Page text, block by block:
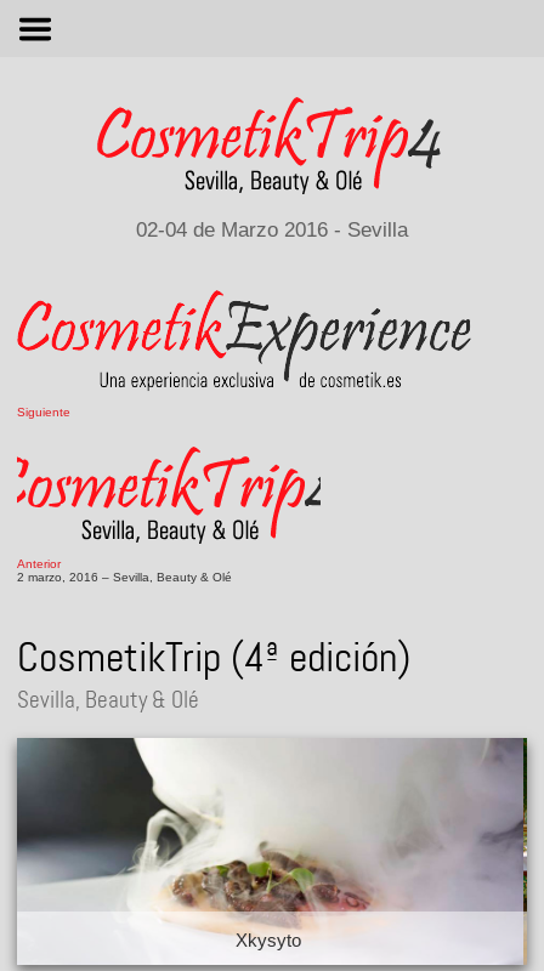
02-04 de Marzo 2016 - Sevilla
Siguiente
Anterior
2 marzo, 2016 – Sevilla, Beauty & Olé
CosmetikTrip (4ª edición)
Sevilla, Beauty & Olé